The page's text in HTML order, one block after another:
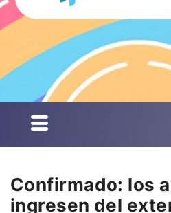
Confirmado: los
ingresen del